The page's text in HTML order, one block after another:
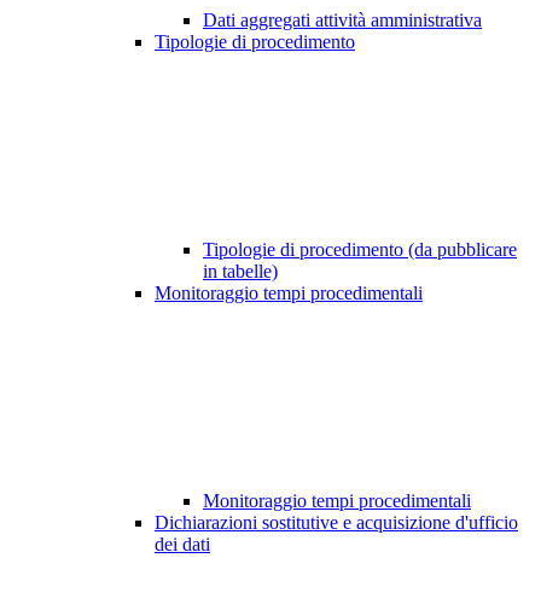
Dati aggregati attività amministrativa
Tipologie di procedimento
Tipologie di procedimento (da pubblicare
in tabelle)
Monitoraggio tempi procedimentali
Monitoraggio tempi procedimentali
Dichiarazioni sostitutive e acquisizione d'ufficio
dei dati